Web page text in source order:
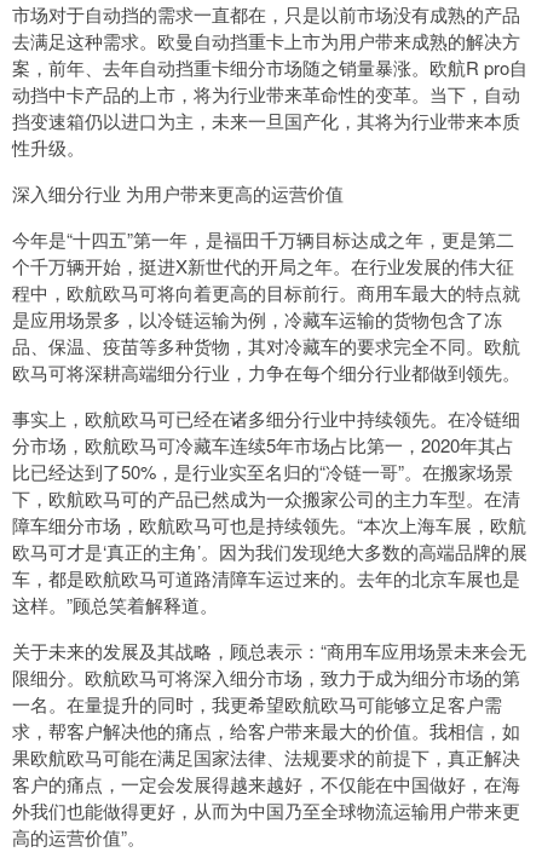
市场对于自动挡的需求一直都在，只是以前市场没有成熟的产品
去满足这种需求。欧曼自动挡重卡上市为用户带来成熟的解决方
案，前年、去年自动挡重卡细分市场随之销量暴涨。欧航R pro自
动挡中卡产品的上市，将为行业带来革命性的变革。当下，自动
挡变速箱仍以进口为主，未来一旦国产化，其将为行业带来本质
性升级。
深入细分行业 为用户带来更高的运营价值
今年是“十四五”第一年，是福田千万辆目标达成之年，更是第二
个千万辆开始，挺进X新世代的开局之年。在行业发展的伟大征
程中，欧航欧马可将向着更高的目标前行。商用车最大的特点就
是应用场景多，以冷链运输为例，冷藏车运输的货物包含了冻
品、保温、疫苗等多种货物，其对冷藏车的要求完全不同。欧航
欧马可将深耕高端细分行业，力争在每个细分行业都做到领先。
事实上，欧航欧马可已经在诸多细分行业中持续领先。在冷链细
分市场，欧航欧马可冷藏车连续5年市场占比第一，2020年其占
比已经达到了50%，是行业实至名归的“冷链一哥”。在搬家场景
下，欧航欧马可的产品已然成为一众搬家公司的主力车型。在清
障车细分市场，欧航欧马可也是持续领先。“本次上海车展，欧航
欧马可才是‘真正的主角’。因为我们发现绝大多数的高端品牌的展
车，都是欧航欧马可道路清障车运过来的。去年的北京车展也是
这样。”顾总笑着解释道。
关于未来的发展及其战略，顾总表示：“商用车应用场景未来会无
限细分。欧航欧马可将深入细分市场，致力于成为细分市场的第
一名。在量提升的同时，我更希望欧航欧马可能够立足客户需
求，帮客户解决他的痛点，给客户带来最大的价值。我相信，如
果欧航欧马可能在满足国家法律、法规要求的前提下，真正解决
客户的痛点，一定会发展得越来越好，不仅能在中国做好，在海
外我们也能做得更好，从而为中国乃至全球物流运输用户带来更
高的运营价值”。